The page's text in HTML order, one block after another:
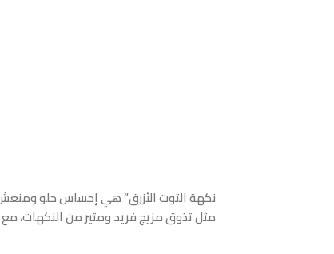
مثل تذوق مزيج فريد ومثير من النكهات،